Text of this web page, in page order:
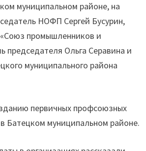
муниципальном районе, на
НОФП Сергей Бусурин,
промышленников и
Ольга Серавина и
муниципального района
первичных профсоюзных
Батецком муниципальном районе.